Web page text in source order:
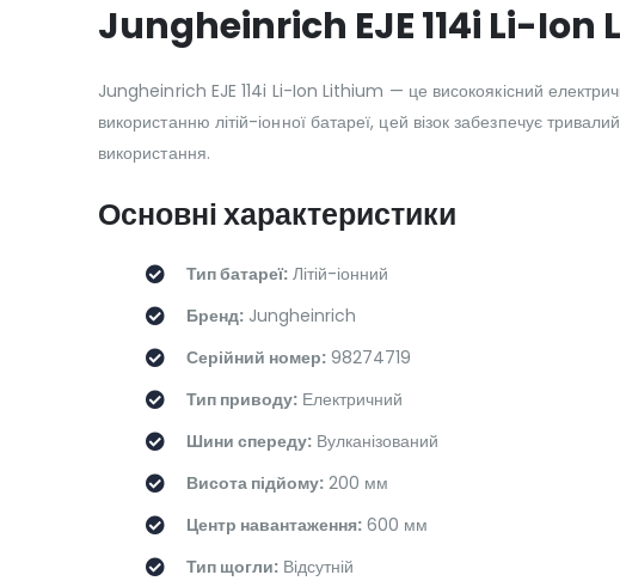
Jungheinrich EJE 114i Li-Ion
Jungheinrich EJE 114i Li-Ion Lithium — це високоякісний
використанню літій-іонної батареї, цей візок забезпечує
використання.
Основні характеристики
Тип батареї: Літій-іонний
Бренд: Jungheinrich
Серійний номер: 98274719
Тип приводу: Електричний
Шини спереду: Вулканізований
Висота підйому: 200 мм
Центр навантаження: 600 мм
Тип щогли: Відсутній